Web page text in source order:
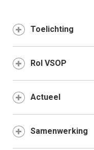
Toelichting
Rol VSOP
Actueel
Samenwerking